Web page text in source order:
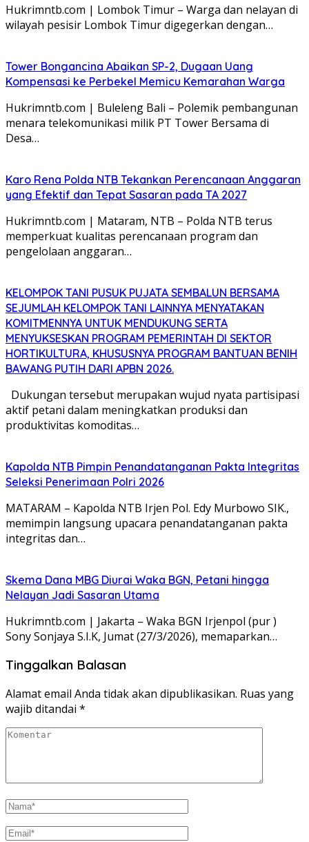
Hukrimntb.com | Lombok Timur – Warga dan nelayan di
wilayah pesisir Lombok Timur digegerkan dengan…
Tower Bongancina Abaikan SP-2, Dugaan Uang
Kompensasi ke Perbekel Memicu Kemarahan Warga
Hukrimntb.com | Buleleng Bali – Polemik pembangunan
menara telekomunikasi milik PT Tower Bersama di
Desa…
Karo Rena Polda NTB Tekankan Perencanaan Anggaran
yang Efektif dan Tepat Sasaran pada TA 2027
Hukrimntb.com | Mataram, NTB – Polda NTB terus
memperkuat kualitas perencanaan program dan
pengelolaan anggaran…
KELOMPOK TANI PUSUK PUJATA SEMBALUN BERSAMA
SEJUMLAH KELOMPOK TANI LAINNYA MENYATAKAN
KOMITMENNYA UNTUK MENDUKUNG SERTA
MENYUKSESKAN PROGRAM PEMERINTAH DI SEKTOR
HORTIKULTURA, KHUSUSNYA PROGRAM BANTUAN BENIH
BAWANG PUTIH DARI APBN 2026.
Dukungan tersebut merupakan wujud nyata partisipasi
aktif petani dalam meningkatkan produksi dan
produktivitas komoditas…
Kapolda NTB Pimpin Penandatanganan Pakta Integritas
Seleksi Penerimaan Polri 2026
MATARAM – Kapolda NTB Irjen Pol. Edy Murbowo SIK.,
memimpin langsung upacara penandatanganan pakta
integritas dan…
Skema Dana MBG Diurai Waka BGN, Petani hingga
Nelayan Jadi Sasaran Utama
Hukrimntb.com | Jakarta – Waka BGN Irjenpol (pur )
Sony Sonjaya S.I.K, Jumat (27/3/2026), memaparkan…
Tinggalkan Balasan
Alamat email Anda tidak akan dipublikasikan. Ruas yang
wajib ditandai *